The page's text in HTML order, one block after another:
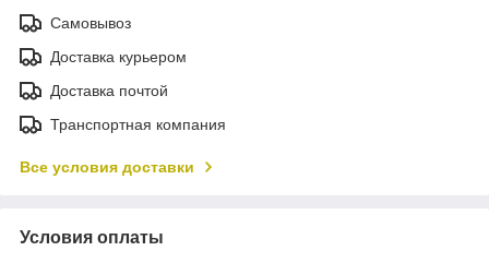
Самовывоз
Доставка курьером
Доставка почтой
Транспортная компания
Все условия доставки
Условия оплаты